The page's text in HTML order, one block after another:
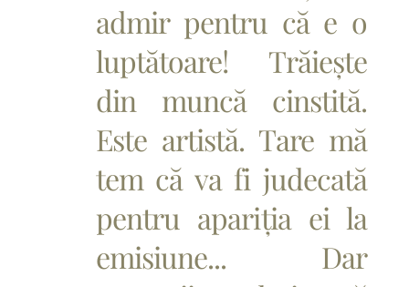
admir pentru că e o
luptătoare! Trăiește
din muncă cinstită.
Este artistă. Tare mă
tem că va fi judecată
pentru apariția ei la
emisiune... Dar